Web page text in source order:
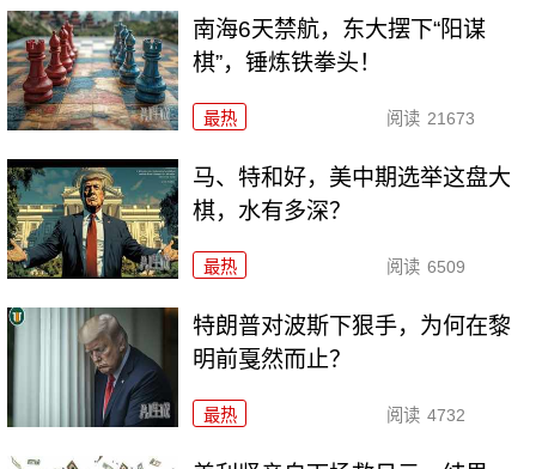
南海6天禁航，东大摆下“阳谋
棋”，锤炼铁拳头！
最热 阅读 21673
马、特和好，美中期选举这盘大
棋，水有多深？
最热 阅读 6509
特朗普对波斯下狠手，为何在黎
明前戛然而止？
最热 阅读 4732